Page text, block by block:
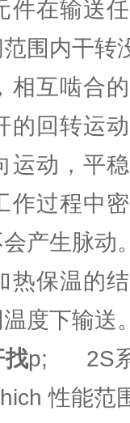
件在输送
围内干转
相互啮合
的回转运
运动，平
作过程中
产生脉动
热保温的
度下输送
找p; 2S系
性能范